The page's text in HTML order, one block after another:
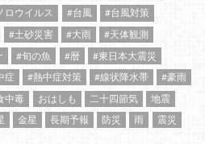
ロウイルス #台風
#台風対策
#土砂災害 #大雨
#天体観測
#旬の魚 #暦
#東日本大震災
症 #熱中症対策 #線状降水帯
#豪雨
中毒 おはしも 二十四節気
地震
金星 長期予報 防災 雨 震災